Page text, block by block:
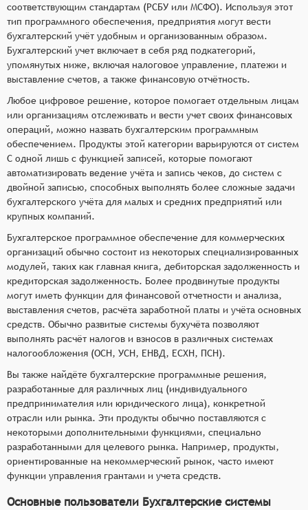
соответствующим стандартам (РСБУ или МСФО). Используя этот
тип программного обеспечения, предприятия могут вести
бухгалтерский учёт удобным и организованным образом.
Бухгалтерский учет включает в себя ряд подкатегорий,
упомянутых ниже, включая налоговое управление, платежи и
выставление счетов, а также финансовую отчётность.
Любое цифровое решение, которое помогает отдельным лицам
или организациям отслеживать и вести учет своих финансовых
операций, можно назвать бухгалтерским программным
обеспечением. Продукты этой категории варьируются от систем
С одной лишь с функцией записей, которые помогают
автоматизировать ведение учёта и запись чеков, до систем с
двойной записью, способных выполнять более сложные задачи
бухгалтерского учёта для малых и средних предприятий или
крупных компаний.
Бухгалтерское программное обеспечение для коммерческих
организаций обычно состоит из некоторых специализированных
модулей, таких как главная книга, дебиторская задолженность и
кредиторская задолженность. Более продвинутые продукты
могут иметь функции для финансовой отчетности и анализа,
выставления счетов, расчёта заработной платы и учёта основных
средств. Обычно развитые системы бухучёта позволяют
выполнять расчёт налогов и взносов в различных системах
налогообложения (ОСН, УСН, ЕНВД, ЕСХН, ПСН).
Вы также найдёте бухгалтерские программные решения,
разработанные для различных лиц (индивидуального
предпринимателия или юридического лица), конкретной
отрасли или рынка. Эти продукты обычно поставляются с
некоторыми дополнительными функциями, специально
разработанными для целевого рынка. Например, продукты,
ориентированные на некоммерческий рынок, часто имеют
функции управления грантами и учета средств.
Основные пользователи Бухгалтерские системы